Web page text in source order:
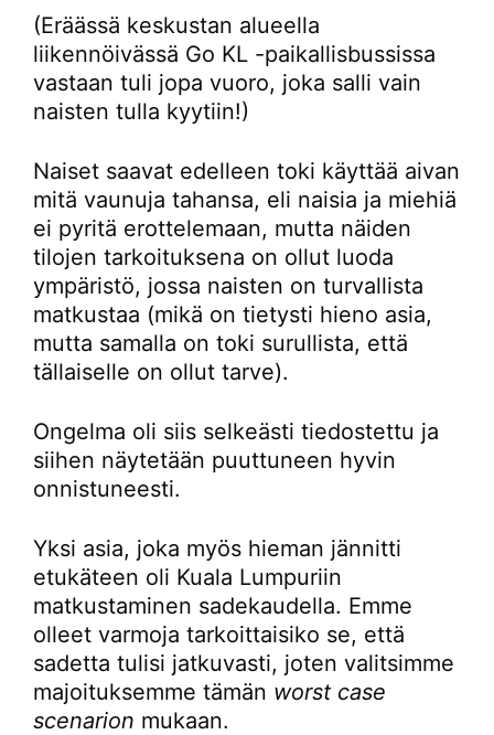
(Eräässä keskustan alueella
liikennöivässä Go KL -paikallisbussissa
vastaan tuli jopa vuoro, joka salli vain
naisten tulla kyytiin!)
Naiset saavat edelleen toki käyttää aivan
mitä vaunuja tahansa, eli naisia ja miehiä
ei pyritä erottelemaan, mutta näiden
tilojen tarkoituksena on ollut luoda
ympäristö, jossa naisten on turvallista
matkustaa (mikä on tietysti hieno asia,
mutta samalla on toki surullista, että
tällaiselle on ollut tarve).
Ongelma oli siis selkeästi tiedostettu ja
siihen näytetään puuttuneen hyvin
onnistuneesti.
Yksi asia, joka myös hieman jännitti
etukäteen oli Kuala Lumpuriin
matkustaminen sadekaudella. Emme
olleet varmoja tarkoittaisiko se, että
sadetta tulisi jatkuvasti, joten valitsimme
majoituksemme tämän worst case
scenarion mukaan.